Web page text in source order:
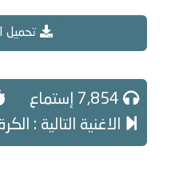
تحميل
الاغنية التالية :